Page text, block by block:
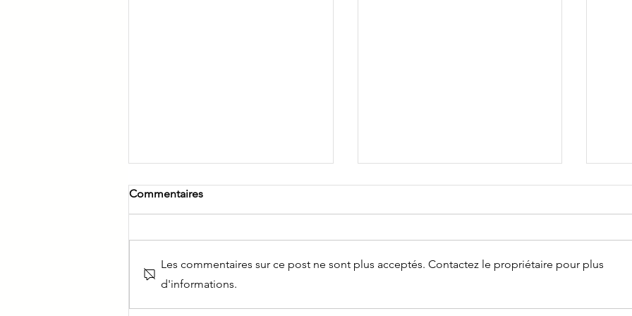
Commentaires
Les commentaires sur ce post ne sont plus acceptés. Contactez le propriétaire pour plus
d'informations.